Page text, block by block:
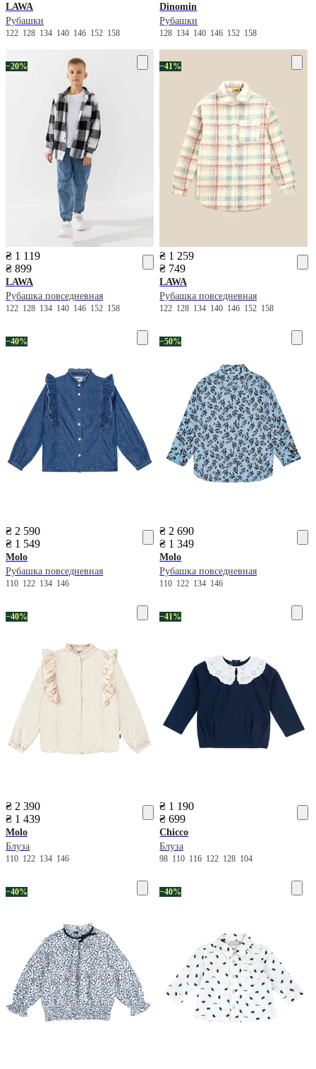
LAWA
Рубашки
122 128 134 140 146 152 158
Dinomin
Рубашки
128 134 140 146 152 158
−20%
₴ 1 119
₴ 899
LAWA
Рубашка повседневная
122 128 134 140 146 152 158
−41%
₴ 1 259
₴ 749
LAWA
Рубашка повседневная
122 128 134 140 146 152 158
−40%
₴ 2 590
₴ 1 549
Molo
Рубашка повседневная
110 122 134 146
−50%
₴ 2 690
₴ 1 349
Molo
Рубашка повседневная
110 122 134 146
−40%
₴ 2 390
₴ 1 439
Molo
Блуза
110 122 134 146
−41%
₴ 1 190
₴ 699
Chicco
Блуза
98 110 116 122 128 104
−40% −40%